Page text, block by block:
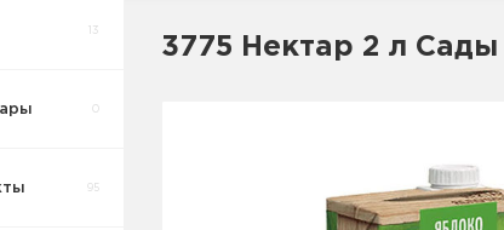
13
95
3775 Нектар 2 л